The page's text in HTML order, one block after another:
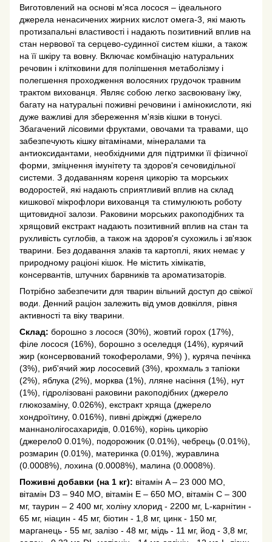
Виготовлений на основі м'яса лосося – ідеального
джерела ненасичених жирних кислот омега-3, які мають
протизапальні властивості і надають позитивний вплив на
стан нервової та серцево-судинної систем кішки, а також
на її шкіру та вовну. Включає комбінацію натуральних
речовин і клітковини для поліпшення метаболізму і
полегшення проходження волосяних грудочок травним
трактом вихованця. Являє собою легко засвоювану їжу,
багату на натуральні поживні речовини і амінокислоти, які
дуже важливі для збереження м'язів кішки в тонусі.
Збагачений лісовими фруктами, овочами та травами, що
забезпечують кішку вітамінами, мінералами та
антиоксидантами, необхідними для підтримки її фізичної
форми, зміцнення імунітету та здоров'я сечовидільної
системи. З додаванням кореня цикорію та морських
водоростей, які надають сприятливий вплив на склад
кишкової мікрофлори вихованця та стимулюють роботу
щитовидної залози. Раковини морських ракоподібних та
хрящовий екстракт надають позитивний вплив на стан та
рухливість суглобів, а також на здоров'я сухожиль і зв'язок
тварини. Без додавання злаків та картоплі, яких немає у
природному раціоні кішок. Не містить хімікатів,
консервантів, штучних барвників та ароматизаторів.
Потрібно забезпечити для тварин вільний доступ до свіжої
води. Денний раціон залежить від умов довкілля, рівня
активності та віку тварини.
Склад: борошно з лосося (30%), жовтий горох (17%),
філе лосося (16%), борошно з оселедця (14%), курячий
жир (консервований токоферолами, 9%) ), куряча печінка
(3%), риб'ячий жир лососевий (3%), крохмаль з тапіоки
(2%), яблука (2%), морква (1%), лляне насіння (1%), нут
(1%), гідролізовані раковини ракоподібних (джерело
глюкозаміну, 0.026%), екстракт хряща (джерело
хондроїтину, 0.016%), пивні дріжджі (джерело
маннанолігосахаридів, 0.016%), корінь цикорію
(джерело0 0.01%), подорожник (0.01%), чебрець (0.01%),
розмарин (0.01%), материнка (0.01%), журавлина
(0.0008%), лохина (0.0008%), малина (0.0008%).
Поживні добавки (на 1 кг): вітамін A – 23 000 МО,
вітамін D3 – 940 МО, вітамін E – 650 МО, вітамін C – 300
мг, таурин – 2 400 мг, холіну хлорид - 2200 мг, L-карнітин -
65 мг, ніацин - 45 мг, біотин - 1,8 мг, цинк - 150 мг,
марганець - 55 мг, залізо - 48 мг, мідь - 11 мг, йод - 3,8 мг,